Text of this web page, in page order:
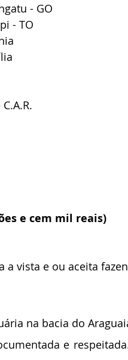
- GO
- TO
e cem mil reais)
a vista e ou aceita
na bacia do
e